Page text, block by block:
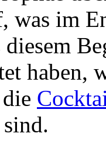
was im
diesem
haben,